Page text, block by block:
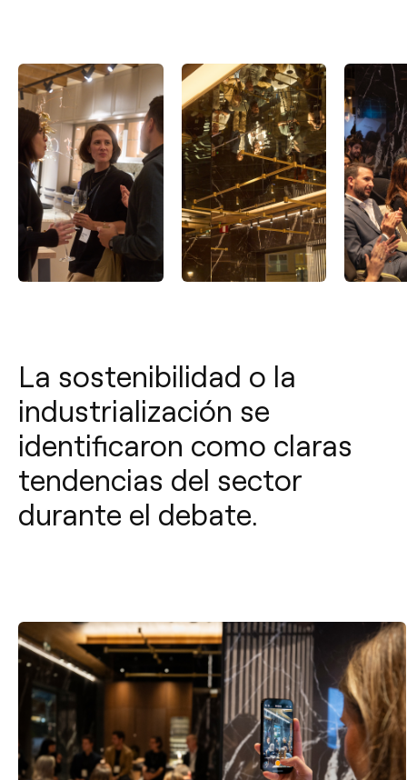
La sostenibilidad o la
industrialización se
identificaron como claras
tendencias del sector
durante el debate.